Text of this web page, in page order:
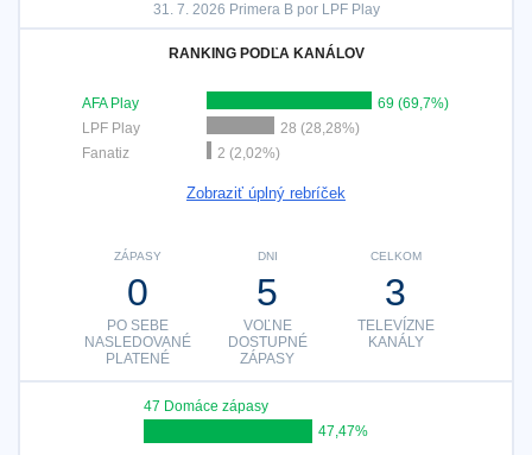
31. 7. 2026 Primera B por LPF Play
RANKING PODĽA KANÁLOV
AFA Play
69 (69,7%)
LPF Play
28 (28,28%)
Fanatiz
2 (2,02%)
Zobraziť úplný rebríček
CELKOM
3
TELEVÍZNE
KANÁLY
DNI
5
VOĽNE
DOSTUPNÉ
ZÁPASY
ZÁPASY
0
PO SEBE
NASLEDOVANÉ
PLATENÉ
47 Domáce zápasy
47,47%